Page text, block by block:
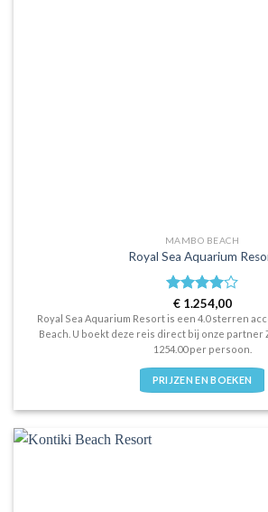
MAMBO BEACH
Royal Sea Aquarium
Waardering
4.0uit 5
€1.254,00
Royal Sea Aquarium Resort is een 4.0 sterren
Beach. U boekt deze reis direct bij onze partner
1254.00 per persoon.
PRIJZEN EN BOEKEN